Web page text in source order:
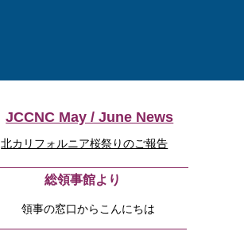
JCCNC May / June News
北カリフォルニア桜祭りのご報告
​総領事館より
領事の窓口からこんにちは